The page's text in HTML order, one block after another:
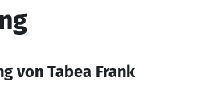
von Tabea Frank